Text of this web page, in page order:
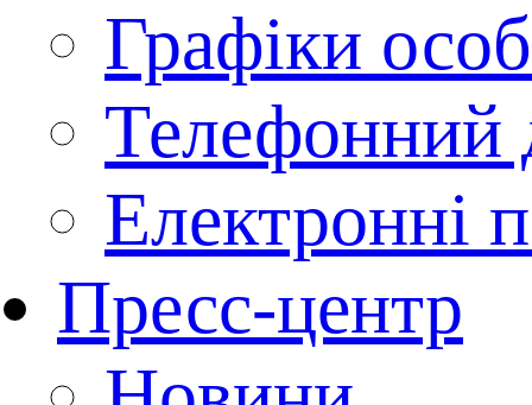
Графіки
Телефонний
Електронні
Пресс-центр